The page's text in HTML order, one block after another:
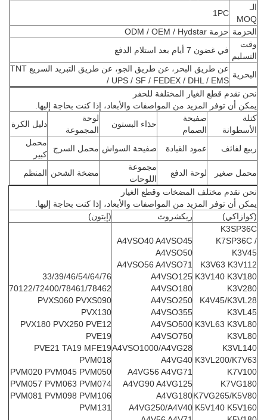
الـ
MOQ
1PC
الحزمة
حزمة ODM / OEM / Hydstar
وقت
التسليم
في غضون 7 أيام بعد استلام الدفع
البحرية
عن طريق البحر، عن طريق الجو، عن طريق التبريد السريع TNT
/ UPS / SF / FEDEX / DHL / EMS
نحن نقدم قطع الغيار المختلفة للحفر
يمكن أن توفر المزيد من المواصفات والأبعاد، إذا كنت بحاجة إليها.
كتلة
الأسطوانة
صفيحة
الصمام
حذاء البستون
لوحة
المجموعة
دليل الكرة
ربيع لفائف عمود القيادة صفيحة السواش محمل السرج
محمل
كبير
محمل صغير
لوحة الدفع
مجموعة
اللوحات
مضخة الشحن
المنظم
نحن نقدم مختلف المضخات وقطع الغيار
يمكن أن توفر المزيد من المواصفات والأبعاد، إذا كنت بحاجة إليها.
(كوازاكي)
ريكشروث
(إيتون)
K3SP36C
K7SP36C /
K3V45
K3V63 K3V112
K3V140 K3V180
K3V280
K4V45/K3VL28
K3VL45
K3VL63 K3VL80
K3VL80
K3VL140
K3VL200/K7V63
K7V100
K7VG180
K7VG265/K5V80
K5V140 K5V160
A4VSO40 A4VSO45
A4VSO50
A4VSO56 A4VSO71
A4VSO125
A4VSO180
A4VSO250
A4VSO355
A4VSO500
A4VSO750
A4VSO1000/A4VG28
A4VG40
A4VG56 A4VG71
A4VG90 A4VG125
A4VG180
A4VG250/A4V40
33/39/46/54/64/76
70122/72400/78461/78462
PVXS060 PVXS090
PVX130
PVX180 PVX250 PVE12
PVE19
PVE21 TA19 MFE19
PVM018
PVM020 PVM045 PVM050
PVM057 PVM063 PVM074
PVM081 PVM098 PVM106
PVM131